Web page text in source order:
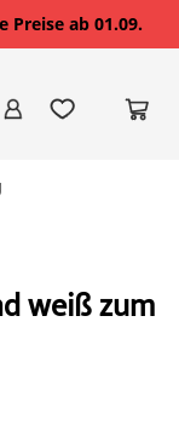
Preise ab 01.09.
weiß zum